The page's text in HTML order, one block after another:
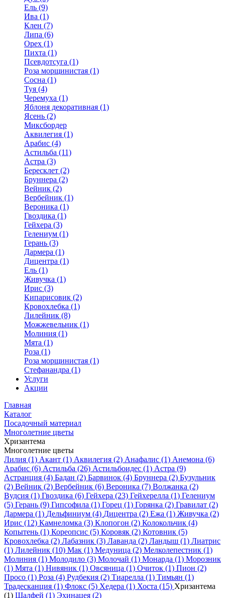
Ель (9)
Ива (1)
Клен (7)
Липа (6)
Орех (1)
Пихта (1)
Псевдотсуга (1)
Роза морщинистая (1)
Сосна (1)
Туя (4)
Черемуха (1)
Яблоня декоративная (1)
Ясень (2)
Миксбордер
Аквилегия (1)
Арабис (4)
Астильба (11)
Астра (3)
Бересклет (2)
Бруннера (2)
Вейник (2)
Вербейник (1)
Вероника (1)
Гвоздика (1)
Гейхера (3)
Гелениум (1)
Герань (3)
Дармера (1)
Дицентра (1)
Ель (1)
Живучка (1)
Ирис (3)
Кипарисовик (2)
Кровохлебка (1)
Лилейник (8)
Можжевельник (1)
Молиния (1)
Мята (1)
Роза (1)
Роза морщинистая (1)
Стефанандра (1)
Услуги
Акции
Главная
Каталог
Посадочный материал
Многолетние цветы
Хризантема
Многолетние цветы
Лилия (1) Акант (1) Аквилегия (2) Анафалис (1) Анемона (6)
Арабис (6) Астильба (26) Астильбоидес (1) Астра (9)
Астранция (4) Бадан (2) Барвинок (4) Бруннера (2) Бузульник
(2) Вейник (2) Вербейник (6) Вероника (7) Волжанка (2)
Вудсия (1) Гвоздика (6) Гейхера (23) Гейхерелла (1) Гелениум
(5) Герань (9) Гипсофила (1) Горец (1) Горянка (2) Гравилат (2)
Дармера (1) Дельфиниум (4) Дицентра (2) Ежа (1) Живучка (2)
Ирис (12) Камнеломка (3) Клопогон (2) Колокольчик (4)
Копытень (1) Кореопсис (5) Коровяк (2) Котовник (5)
Кровохлебка (2) Лабазник (3) Лаванда (2) Ландыш (1) Лиатрис
(1) Лилейник (10) Мак (1) Медуница (2) Мелколепестник (1)
Молиния (1) Молодило (3) Молочай (1) Монарда (1) Морозник
(1) Мята (1) Нивяник (1) Овсяница (1) Очиток (1) Пион (2)
Просо (1) Роза (4) Рудбекия (2) Тиарелла (1) Тимьян (1)
Традесканция (1) Флокс (5) Хедера (1) Хоста (15) Хризантема
(1) Шалфей (1) Эхинацея (2)